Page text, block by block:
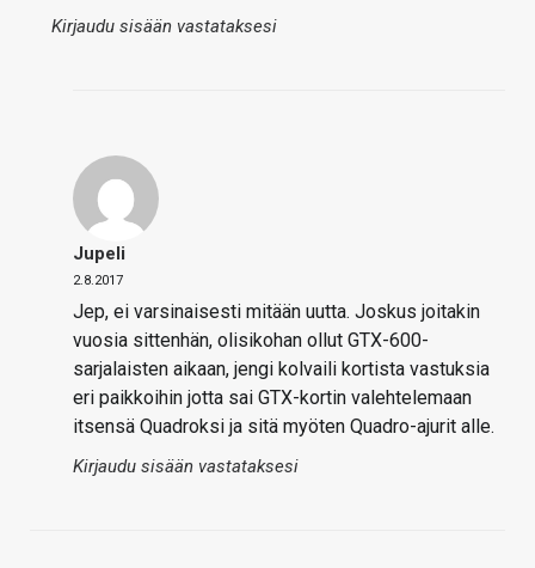
Kirjaudu sisään vastataksesi
Jupeli
2.8.2017
Jep, ei varsinaisesti mitään uutta. Joskus joitakin
vuosia sittenhän, olisikohan ollut GTX-600-
sarjalaisten aikaan, jengi kolvaili kortista vastuksia
eri paikkoihin jotta sai GTX-kortin valehtelemaan
itsensä Quadroksi ja sitä myöten Quadro-ajurit alle.
Kirjaudu sisään vastataksesi